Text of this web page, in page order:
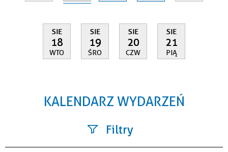
SIE
18
WTO
SIE
19
ŚRO
SIE
20
CZW
SIE
21
PIĄ
KALENDARZ WYDARZEŃ
Filtry